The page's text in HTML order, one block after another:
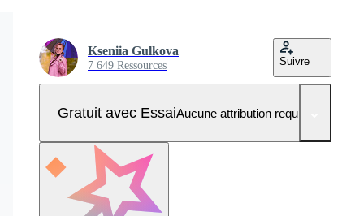
Kseniia Gulkova
7 649 Ressources Suivre
Gratuit avec EssaiAucune attribution requise